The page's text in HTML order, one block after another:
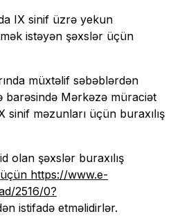
IX sinif üzrə yekun
istəyən şəxslər üçün
müxtəlif səbəblərdən
barəsində Mərkəzə müraciət
sinif məzunları üçün buraxılış
olan şəxslər buraxılış
üçün https://www.e-
2516/0?
istifadə etməlidirlər.